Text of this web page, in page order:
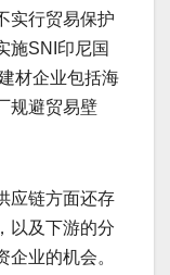
实行贸易保护
施SNI印尼国
材企业包括海
规避贸易壁
应链方面还存
以及下游的分
业的机会。